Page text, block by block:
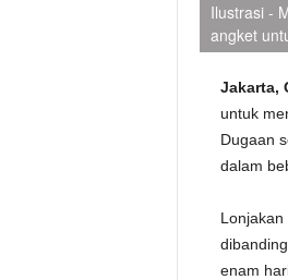
Ilustrasi -
angket
Jakarta,
untuk
Dugaan
dalam
enam